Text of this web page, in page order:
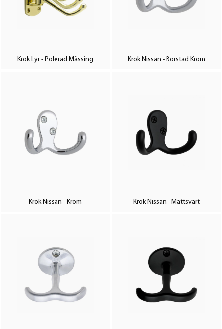
Krok Lyr - Polerad Mässing Krok Nissan - Borstad Krom
Krok Nissan - Krom Krok Nissan - Mattsvart